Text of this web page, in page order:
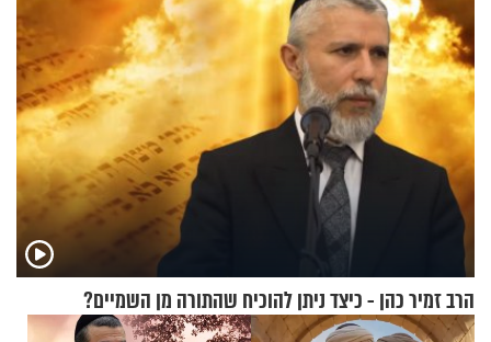
הרב זמיר כהן - כיצד ניתן להוכיח שהתורה מן השמיים?